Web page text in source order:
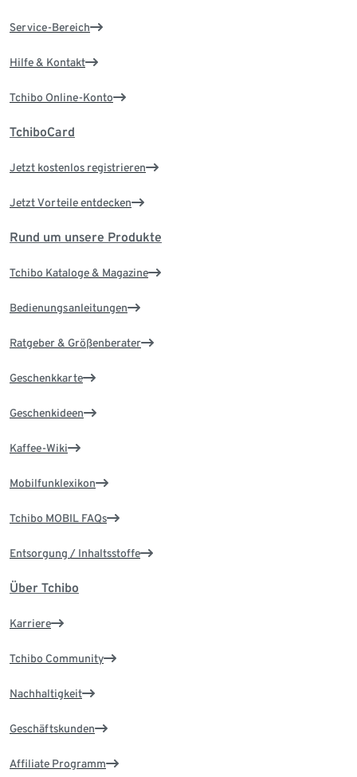
Service-Bereich
Hilfe & Kontakt
Tchibo Online-Konto
TchiboCard
Jetzt kostenlos registrieren
Jetzt Vorteile entdecken
Rund um unsere Produkte
Tchibo Kataloge & Magazine
Bedienungsanleitungen
Ratgeber & Größenberater
Geschenkkarte
Geschenkideen
Kaffee-Wiki
Mobilfunklexikon
Tchibo MOBIL FAQs
Entsorgung / Inhaltsstoffe
Über Tchibo
Karriere
Tchibo Community
Nachhaltigkeit
Geschäftskunden
Affiliate Programm